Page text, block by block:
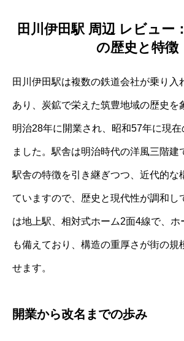
田川伊田駅 周辺 レビュー
の歴史と特徴
田川伊田駅は複数の鉄道会社が乗り入
あり、炭鉱で栄えた筑豊地域の歴史を
明治28年に開業され、昭和57年に現
ました。駅舎は明治時代の洋風三階建
駅舎の特徴を引き継ぎつつ、近代的な
ていますので、歴史と現代性が調和し
は地上駅、相対式ホーム2面4線で、ホ
も備えており、構造の重厚さが街の規
せます。
開業から改名までの歩み